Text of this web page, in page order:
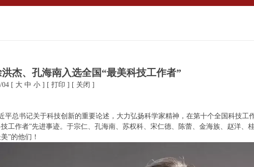
杰、孔海南入选全国“最美科技工作者”
04 [ 大 中 小 ] [ 打印 ] [ 关闭 ]
平总书记关于科技创新的重要论述，大力弘扬科学家精神，在第十个全国科技工
工作者”先进事迹。于宗仁、孔海南、苏权科、宋仁德、陈蕾、金海族、赵洋、
”的他们！